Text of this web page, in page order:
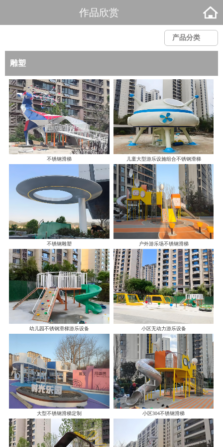
作品欣赏
产品分类
雕塑
不锈钢滑梯 儿童大型游乐设施组合不锈钢滑梯
不锈钢雕塑 户外游乐场不锈钢滑梯
幼儿园不锈钢滑梯游乐设备 小区无动力游乐设备
大型不锈钢滑梯定制 小区304不锈钢滑梯